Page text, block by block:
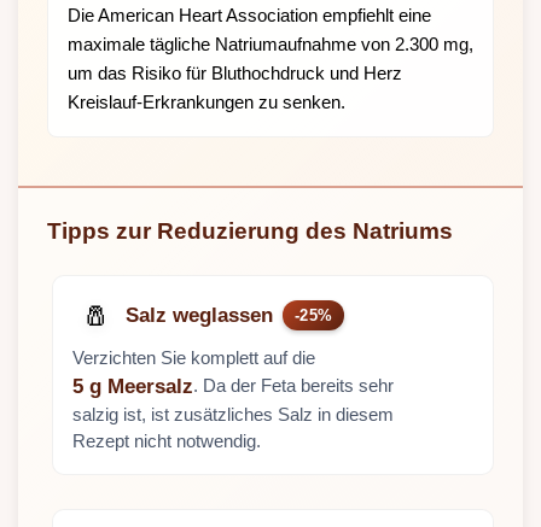
Die American Heart Association empfiehlt eine
maximale tägliche Natriumaufnahme von 2.300 mg,
um das Risiko für Bluthochdruck und Herz
Kreislauf-Erkrankungen zu senken.
Tipps zur Reduzierung des Natriums
🧂 Salz weglassen -25%
Verzichten Sie komplett auf die
5 g Meersalz. Da der Feta bereits sehr
salzig ist, ist zusätzliches Salz in diesem
Rezept nicht notwendig.